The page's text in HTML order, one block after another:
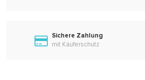
Sichere Zahlung
mit Käuferschutz